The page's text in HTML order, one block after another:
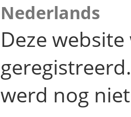
Nederlands
Deze
werd nog